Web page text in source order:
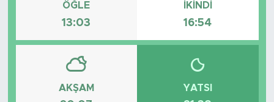
ÖĞLE
13:03
İKINDI
16:54
AKŞAM YATSI